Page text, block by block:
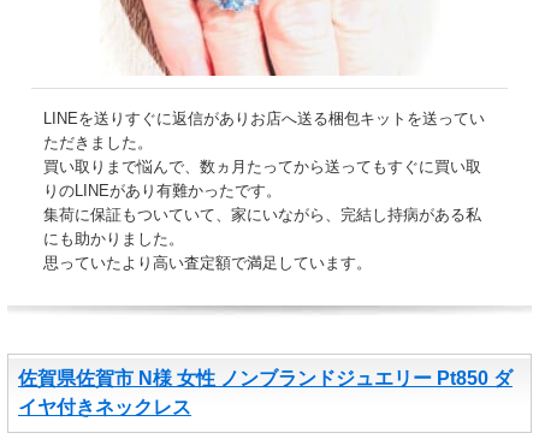
LINEを送りすぐに返信がありお店へ送る梱包キットを送ってい
ただきました。
買い取りまで悩んで、数ヵ月たってから送ってもすぐに買い取
りのLINEがあり有難かったです。
集荷に保証もついていて、家にいながら、完結し持病がある私
にも助かりました。
思っていたより高い査定額で満足しています。
佐賀県佐賀市 N様 女性 ノンブランドジュエリー Pt850 ダ
イヤ付きネックレス